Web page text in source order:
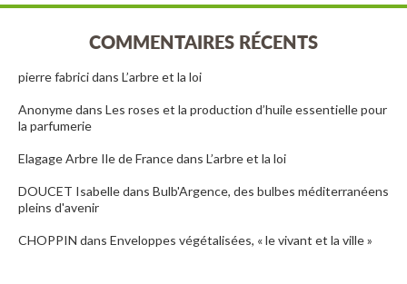
COMMENTAIRES RÉCENTS
pierre fabricidans L’arbre et la loi
Anonymedans Les roses et la production d’huile essentielle pour
la parfumerie
Elagage Arbre Ile de Francedans L’arbre et la loi
DOUCET Isabelledans Bulb'Argence, des bulbes méditerranéens
pleins d'avenir
CHOPPIN dans Enveloppes végétalisées, « le vivant et la ville »